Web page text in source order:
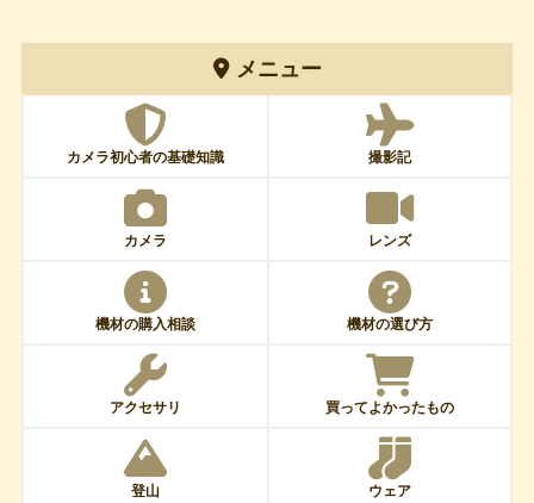
メニュー
カメラ初心者の基礎知識 撮影記
カメラ レンズ
機材の購入相談 機材の選び方
アクセサリ 買ってよかったもの
登山 ウェア